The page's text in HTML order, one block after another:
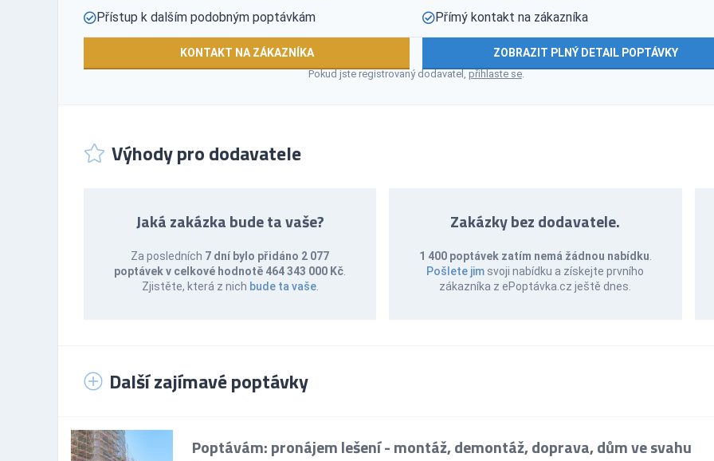
Přístup k dalším podobným poptávkám
Přímý kontakt na zákazníka
KONTAKT NA ZÁKAZNÍKA ZOBRAZIT PLNÝ DETAIL POPTÁVKY
Pokud jste registrovaný dodavatel,přihlaste se.
Výhody pro dodavatele
Jaká zakázka bude ta vaše?
Za posledních 7 dní bylo přidáno 2 077
poptávek v celkové hodnotě 464 343 000 Kč
Zjistěte, která z nich bude ta vaše.
Zakázky bez dodavatele.
1 400 poptávek zatím nemá žádnou nabídku
Pošlete jim svoji nabídku a získejte prvního
zákazníka z ePoptávka.cz ještě dnes.
Další zajímavé poptávky
Poptávám: pronájem lešení - montáž, demontáž, doprava, dům ve svahu